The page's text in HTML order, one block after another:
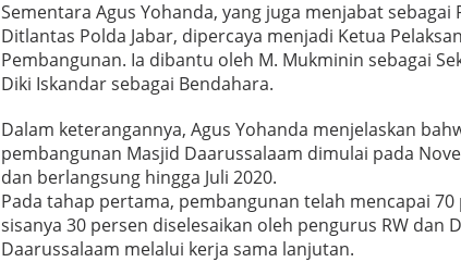
Sementara Agus Yohanda, yang juga menjabat sebagai
Ditlantas Polda Jabar, dipercaya menjadi Ketua
Pembangunan. Ia dibantu oleh M. Mukminin sebagai
Diki Iskandar sebagai Bendahara.
Dalam keterangannya, Agus Yohanda menjelaskan
pembangunan Masjid Daarussalaam dimulai pada
dan berlangsung hingga Juli 2020.
Pada tahap pertama, pembangunan telah mencapai 70
sisanya 30 persen diselesaikan oleh pengurus RW dan
Daarussalaam melalui kerja sama lanjutan.